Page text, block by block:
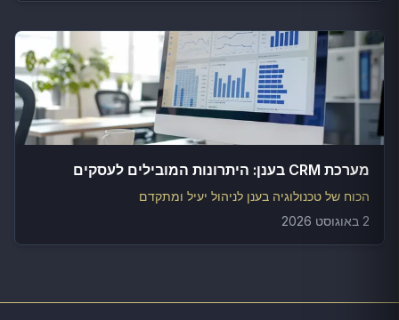
מערכת CRM בענן: היתרונות המובילים לעסקים
הכוח של טכנולוגיה בענן לניהול יעיל ומתקדם
2 באוגוסט 2026